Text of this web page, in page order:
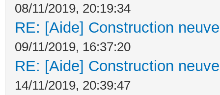
08/11/2019, 20:19:34
RE: [Aide] Construction
09/11/2019, 16:37:20
RE: [Aide] Construction
14/11/2019, 20:39:47